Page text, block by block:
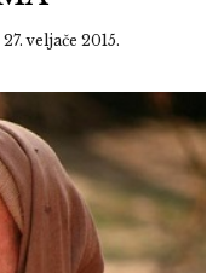
27. veljače 2015.